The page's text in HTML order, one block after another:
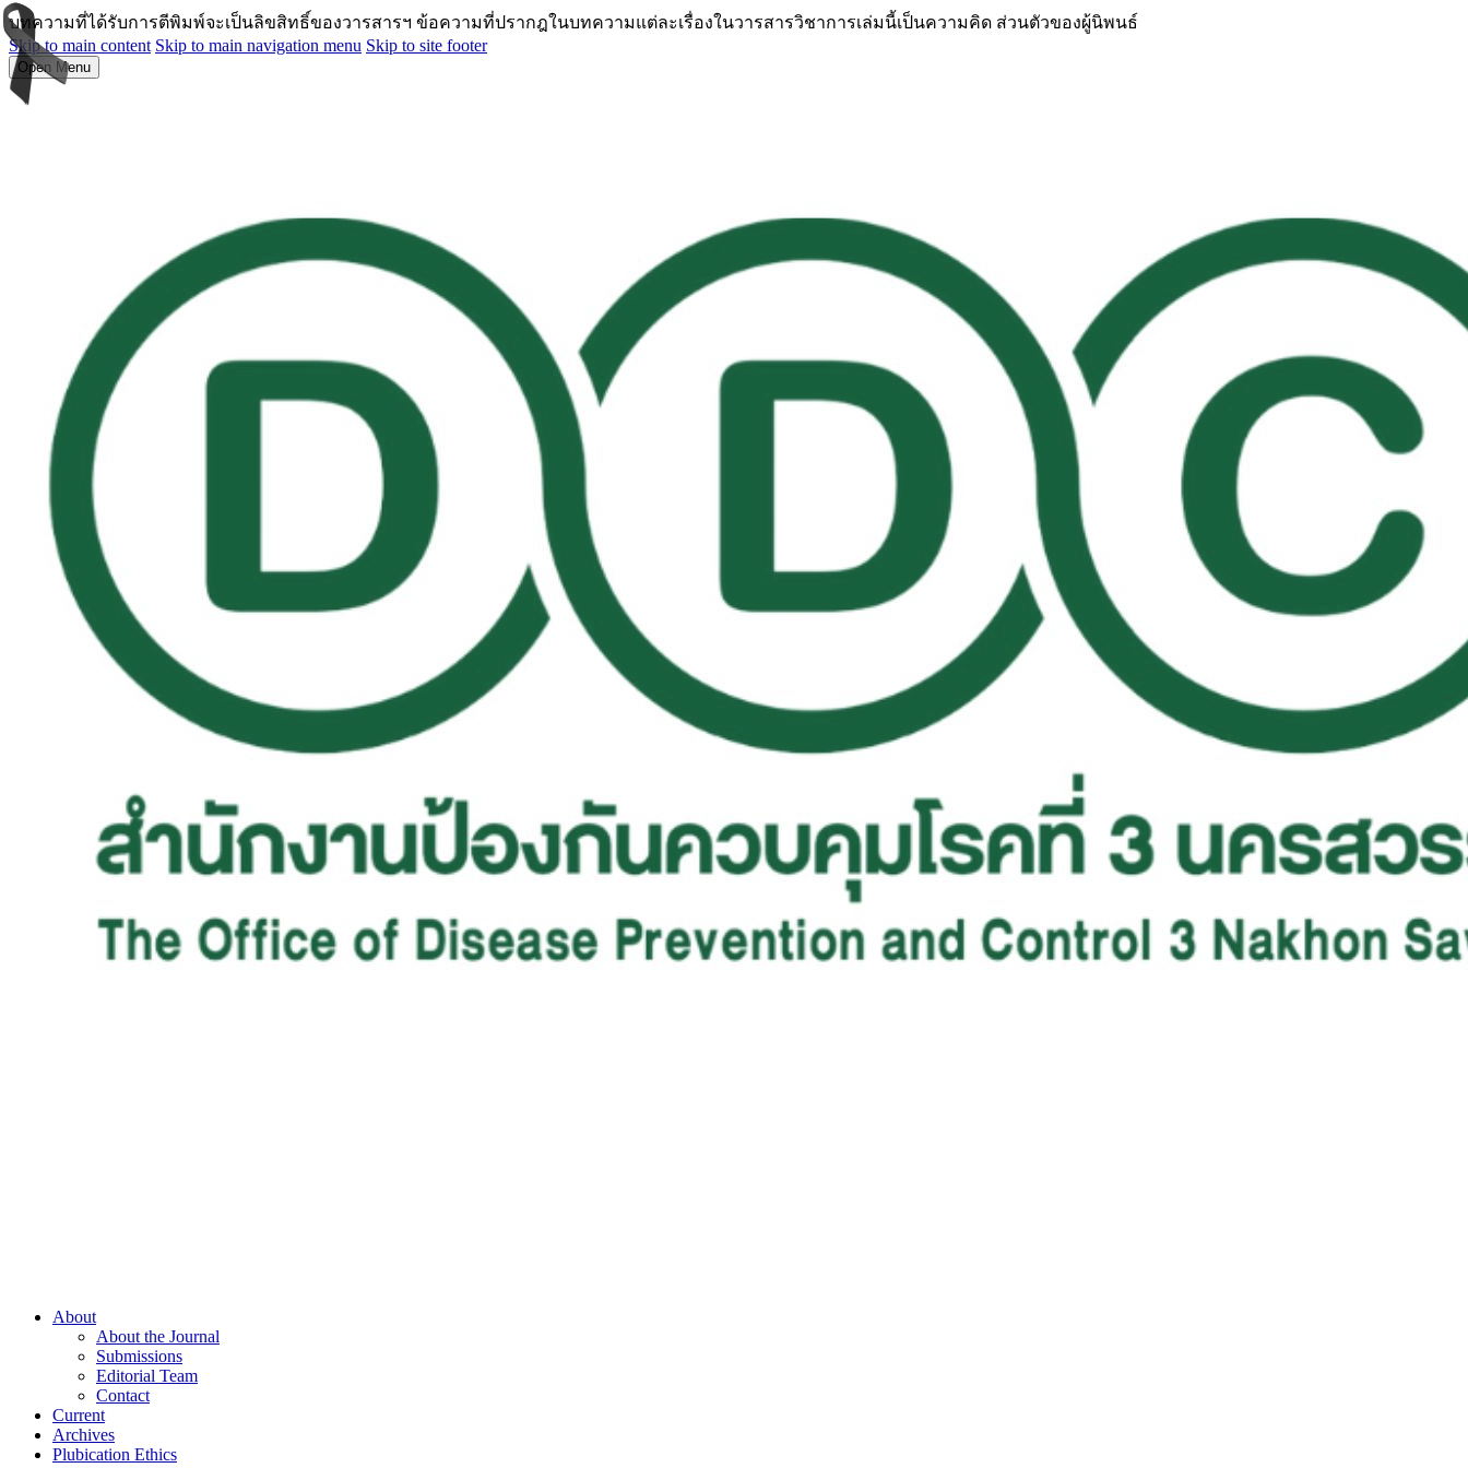
บทความที่ได้รับการตีพิมพ์จะเป็นลิขสิทธิ์ของวารสารฯ ข้อความที่ปรากฎในบทความแต่ละเรื่องในวารสารวิชาการเล่มนี้เป็นความคิด ส่วนตัวของผู้นิพนธ์
Skip to main content Skip to main navigation menu Skip to site footer
Open Menu
About
About the Journal
Submissions
Editorial Team
Contact
Current
Archives
Plubication Ethics